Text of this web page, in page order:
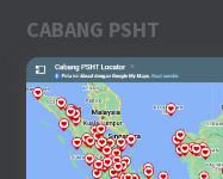
CABANG PSHT